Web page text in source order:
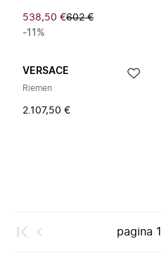
538,50 €602 €
-11%
VERSACE
Riemen
2.107,50 €
pagina 1